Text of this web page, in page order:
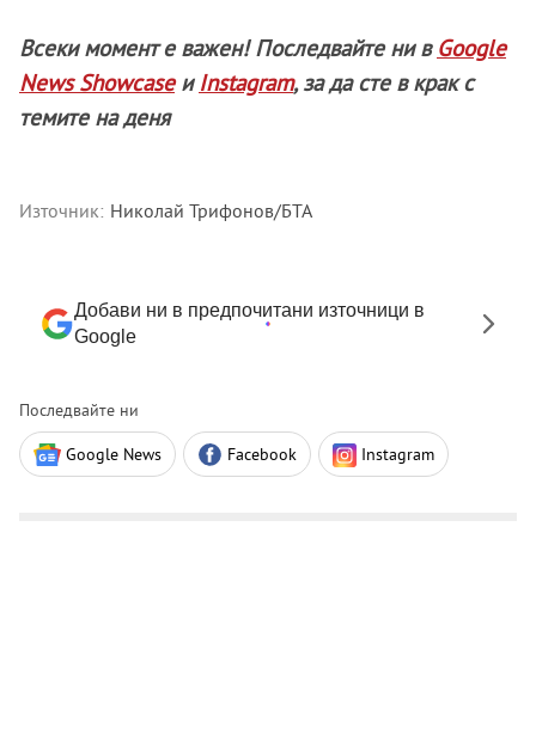
Всеки момент е важен! Последвайте ни в Google
News Showcaseи Instagram, за да сте в крак с
темите на деня
Източник: Николай Трифонов/БТА
Добави ни в предпочитани източници в
Google
Последвайте ни
Google News Facebook Instagram